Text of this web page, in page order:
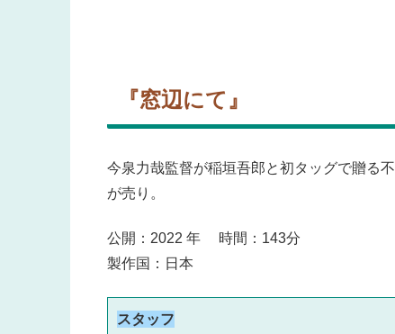
『窓辺にて』
今泉力哉監督が稲垣吾郎と初タッグで贈る
が売り。
公開：2022 年 時間：143分
製作国：日本
スタッフ